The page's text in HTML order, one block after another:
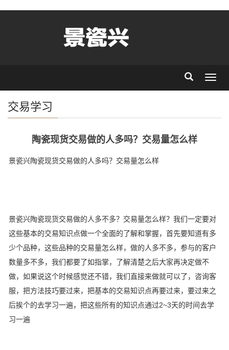
交易学习
陶瓷现货交易做的人多吗？交易量怎么样
景瓷兴陶瓷现货交易做的人多吗？交易量怎么样
景瓷兴陶瓷现货交易做的人多不多？交易量怎么样？我们一定要对
这些基本的交易知识点做一个全面的了解和掌握，首先要知道有多
少个品种，这些品种的交易量怎么样，做的人多不多，参与的客户
数量多不多，我们都要了如指掌，了解清楚之后大家再决定做不
做，如果说这个时候感觉还不错，我们直接来做就可以了，咨询客
服，把方法技巧要过来，把基本的交易知识点再要过来，要过来之
后挨个的去学习一遍，把这些所有的知识点通过2~3天的时间去学
习一遍